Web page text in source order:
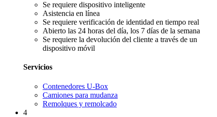
Se requiere dispositivo inteligente
Asistencia en línea
Se requiere verificación de identidad en tiempo real
Abierto las 24 horas del día, los 7 días de la semana
Se requiere la devolución del cliente a través de un
dispositivo móvil
Servicios
Contenedores U-Box
Camiones para mudanza
Remolques y remolcado
4